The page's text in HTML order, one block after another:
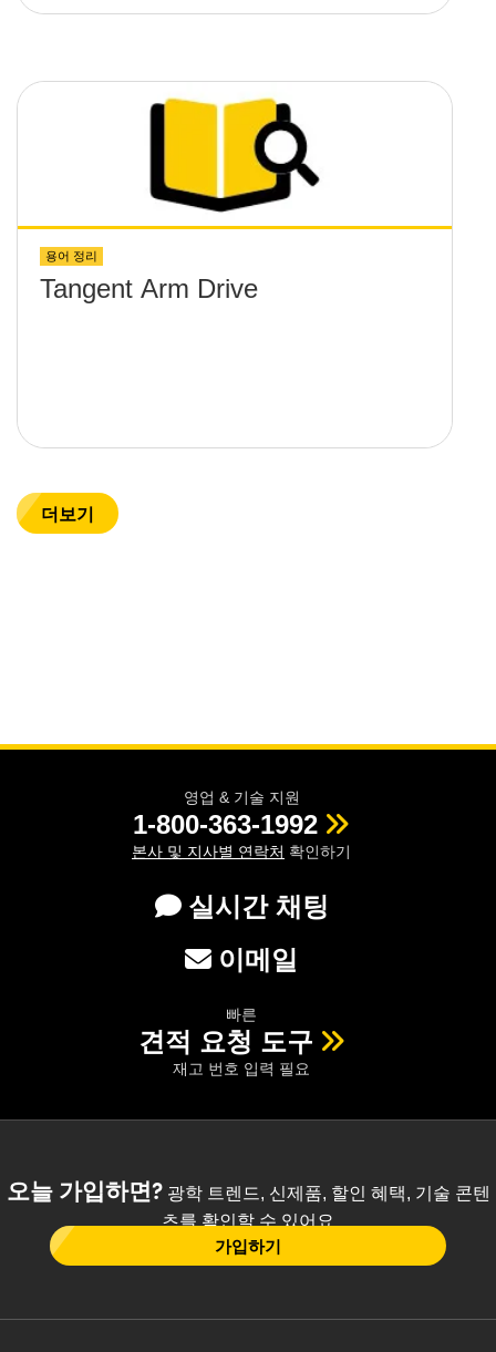
용어 정리
Tangent Arm Drive
더보기
영업 & 기술 지원
1-800-363-1992
본사 및 지사별 연락처 확인하기
실시간 채팅
이메일
빠른
견적 요청 도구
재고 번호 입력 필요
오늘 가입하면?광학 트렌드, 신제품, 할인 혜택, 기술 콘텐
츠를 확인할 수 있어요
가입하기